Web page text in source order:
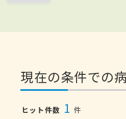
現在の条件での
ヒット件数 1 件